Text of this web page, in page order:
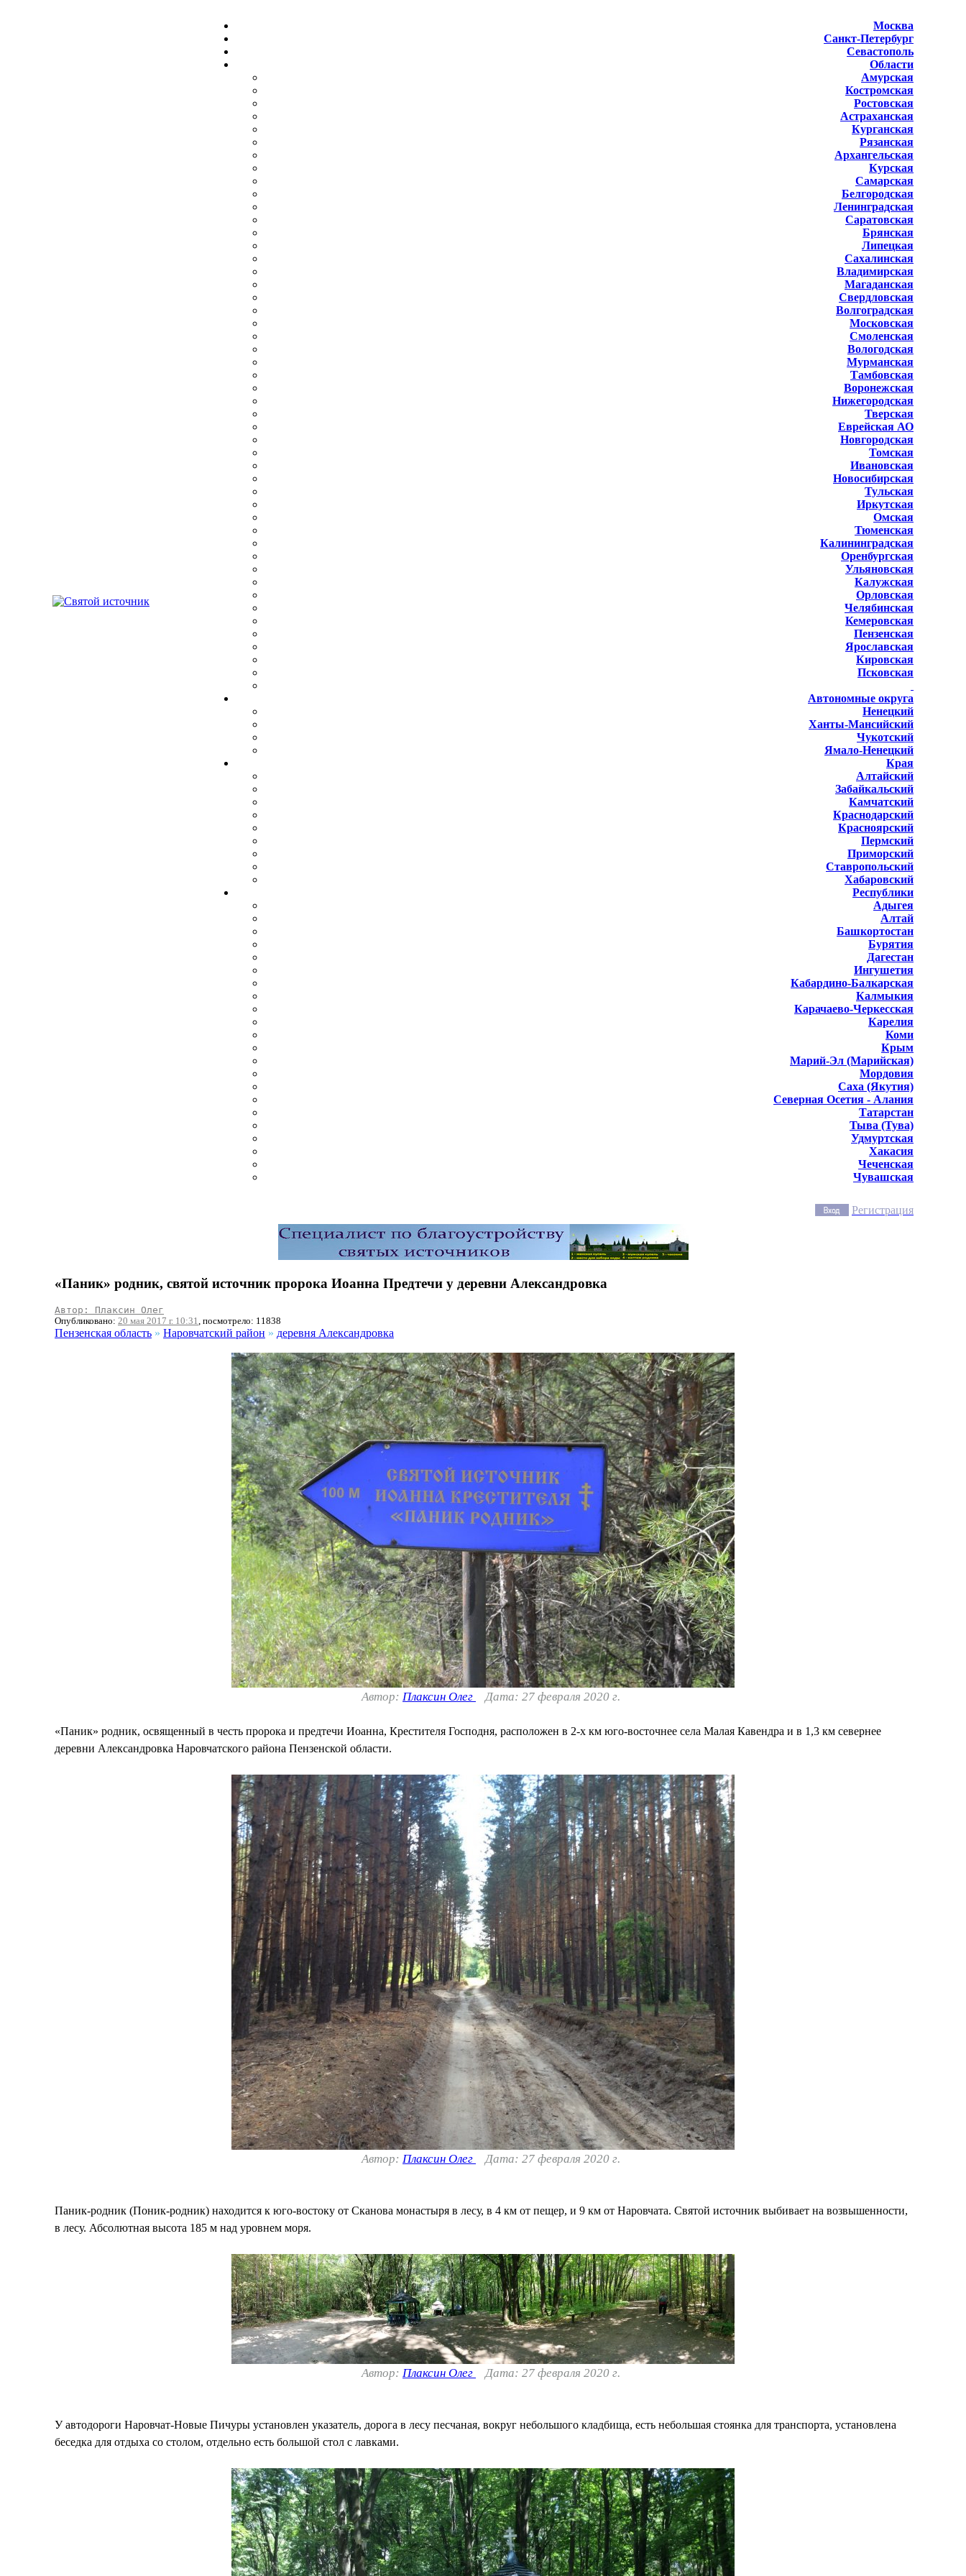
Москва
Санкт-Петербург
Севастополь
Области
Амурская
Костромская
Ростовская
Астраханская
Курганская
Рязанская
Архангельская
Курская
Самарская
Белгородская
Ленинградская
Саратовская
Брянская
Липецкая
Сахалинская
Владимирская
Магаданская
Свердловская
Волгоградская
Московская
Смоленская
Вологодская
Мурманская
Тамбовская
Воронежская
Нижегородская
Тверская
Еврейская АО
Новгородская
Томская
Ивановская
Новосибирская
Тульская
Иркутская
Омская
Тюменская
Калининградская
Оренбургская
Ульяновская
Калужская
Орловская
Челябинская
Кемеровская
Пензенская
Ярославская
Кировская
Псковская
Автономные округа
Ненецкий
Ханты-Мансийский
Чукотский
Ямало-Ненецкий
Края
Алтайский
Забайкальский
Камчатский
Краснодарский
Красноярский
Пермский
Приморский
Ставропольский
Хабаровский
Республики
Адыгея
Алтай
Башкортостан
Бурятия
Дагестан
Ингушетия
Кабардино-Балкарская
Калмыкия
Карачаево-Черкесская
Карелия
Коми
Крым
Марий-Эл (Марийская)
Мордовия
Саха (Якутия)
Северная Осетия - Алания
Татарстан
Тыва (Тува)
Удмуртская
Хакасия
Чеченская
Чувашская
Регистрация
«Паник» родник, святой источник пророка Иоанна Предтечи у деревни Александровка
Автор: Плаксин Олег
Опубликовано: 20 мая 2017 г. 10:31, посмотрело: 11838
Пензенская область » Наровчатский район » деревня Александровка
Автор: Плаксин Олег Дата: 27 февраля 2020 г.
«Паник» родник, освященный в честь пророка и предтечи Иоанна, Крестителя Господня, расположен в 2-х км юго-восточнее села Малая Кавендра и в 1,3 км севернее
деревни Александровка Наровчатского района Пензенской области.
Автор: Плаксин Олег Дата: 27 февраля 2020 г.
Паник-родник (Поник-родник) находится к юго-востоку от Сканова монастыря в лесу, в 4 км от пещер, и 9 км от Наровчата. Святой источник выбивает на возвышенности,
в лесу. Абсолютная высота 185 м над уровнем моря.
Автор: Плаксин Олег Дата: 27 февраля 2020 г.
У автодороги Наровчат-Новые Пичуры установлен указатель, дорога в лесу песчаная, вокруг небольшого кладбища, есть небольшая стоянка для транспорта, установлена
беседка для отдыха со столом, отдельно есть большой стол с лавками.